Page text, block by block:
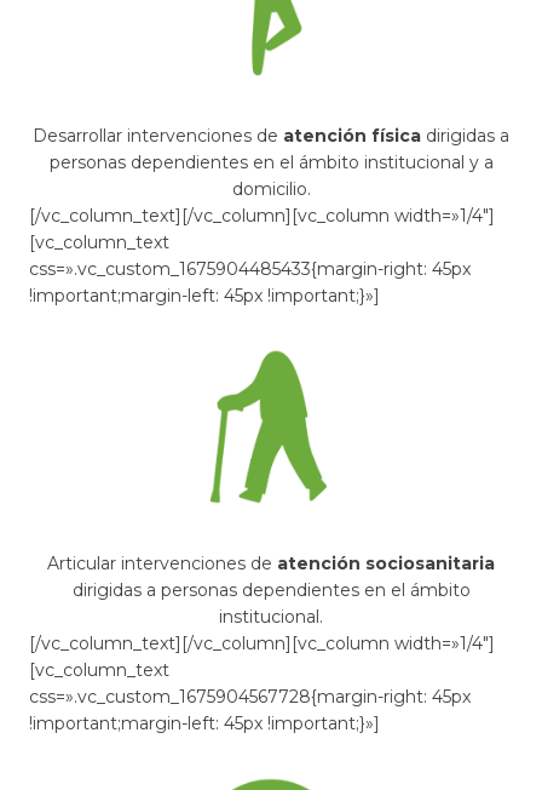
Desarrollar intervenciones de atención física dirigidas a
personas dependientes en el ámbito institucional y a
domicilio.
[/vc_column_text][/vc_column][vc_column width=»1/4″]
[vc_column_text
css=».vc_custom_1675904485433{margin-right: 45px
!important;margin-left: 45px !important;}»]
Articular intervenciones de atención sociosanitaria
dirigidas a personas dependientes en el ámbito
institucional.
[/vc_column_text][/vc_column][vc_column width=»1/4″]
[vc_column_text
css=».vc_custom_1675904567728{margin-right: 45px
!important;margin-left: 45px !important;}»]